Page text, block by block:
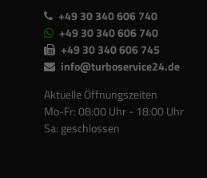
+49 30 340 606 740
+49 30 340 606 740
+49 30 340 606 745
info@turboservice24.de
Aktuelle Öffnungszeiten
Mo-Fr: 08:00 Uhr - 18:00 Uhr
Sa: geschlossen